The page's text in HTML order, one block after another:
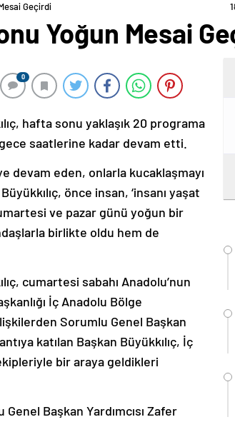
Geçirdi
Yoğun Mesai
0
hafta sonu yaklaşık 20 programa
saatlerine kadar devam etti.
devam eden, onlarla kucaklaşmayı
önce insan, ‘insanı yaşat
ve pazar günü yoğun bir
birlikte oldu hem de
cumartesi sabahı Anadolu’nun
İç Anadolu Bölge
Sorumlu Genel Başkan
katılan Başkan Büyükkılıç, İç
bir araya geldikleri
Başkan Yardımcısı Zafer